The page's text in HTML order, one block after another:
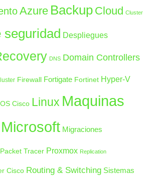
Azure Backup Cloud Cluster
seguridad Despliegues
DNS Domain Controllers
Firewall Fortigate Fortinet Hyper-V
Cisco Linux Maquinas
Microsoft Migraciones
Packet Tracer Proxmox Replication
Cisco Routing & Switching Sistemas